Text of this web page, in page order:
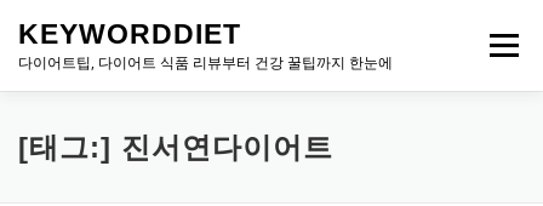
KEYWORDDIET
다이어트팁, 다이어트 식품 리뷰부터 건강 꿀팁까지 한눈에
메뉴
[태그:] 진서연다이어트